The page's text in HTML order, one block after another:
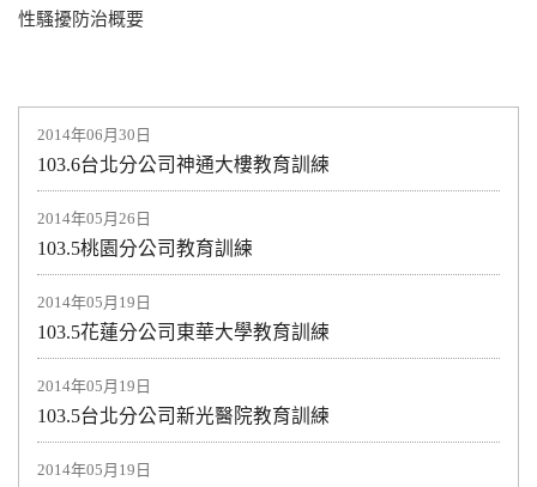
2014年06月30日
103.6台北分公司神通大樓教育訓練
2014年05月26日
103.5桃園分公司教育訓練
2014年05月19日
103.5花蓮分公司東華大學教育訓練
2014年05月19日
103.5台北分公司新光醫院教育訓練
2014年05月19日
性騷擾防治概要